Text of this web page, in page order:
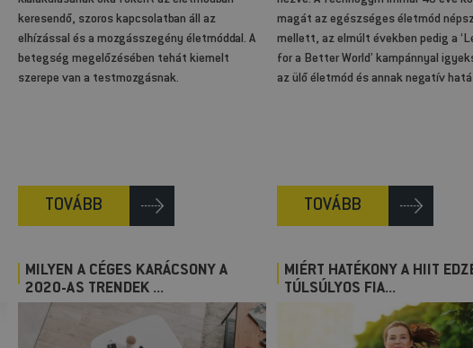
keresendő, szoros kapcsolatban áll az
elhízással és a mozgásszegény életmóddal. A
betegség megelőzésében tehát kiemelt
szerepe van a testmozgásnak.
TOVÁBB
magát az egészséges életmód
mellett, az elmúlt években pedig a
for a Better World’ kampánnyal
az ülő életmód és annak negatív
TOVÁBB
MILYEN A CÉGES KARÁCSONY A
2020-AS TRENDEK ...
MIÉRT HATÉKONY A HIIT
TÚLSÚLYOS FIA...